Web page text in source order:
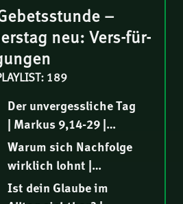
–
neu: Vers-für-
189
Der unvergessliche Tag
| Markus 9,14-29 |
Biblische Auslegung |
Elia Morise
Warum sich Nachfolge
wirklich lohnt |
Markus 9,1-13 |
Ist dein Glaube im